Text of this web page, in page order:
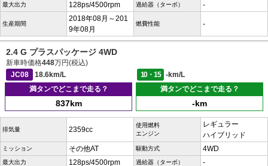
最大出力 128ps/4500rpm 過給器（ターボ） -
生産期間
2018年08月～201
9年08月
燃費性能 -
2.4 G プラスパッケージ 4WD
新車時価格448万円(税込)
JC08
18.6km/L 10・15
-km/L
満タンでどこまで走る？
837km
満タンでどこまで走る？
-km
排気量 2359cc
使用燃料
エンジン
レギュラー
ハイブリッド
ミッション その他AT 駆動方式 4WD
最大出力 128ps/4500rpm 過給器（ターボ） -